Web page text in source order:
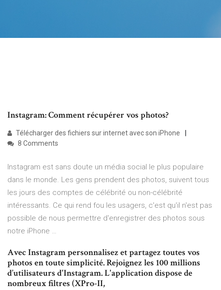
Instagram: Comment récupérer vos photos?
Télécharger des fichiers sur internet avec son iPhone
8 Comments
Instagram est sans doute un média social le plus populaire
dans le monde. Les gens prendent des photos, suivent tous
les jours des comptes de célébrité ou non-célébrité
intéressants. Ce qui rend fou les usagers, c'est qu'il n'est pas
possible de nous permettre d'enregistrer des photos sous
notre iPhone …
Avec Instagram personnalisez et partagez toutes vos
photos en toute simplicité. Rejoignez les 100 millions
d’utilisateurs d'Instagram. L'application dispose de
nombreux filtres (XPro-II,